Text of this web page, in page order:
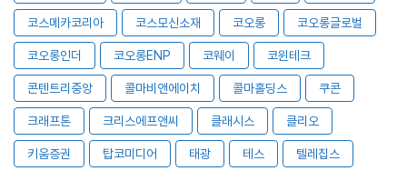
코스메카코리아 코스모신소재 코오롱 코오롱글로벌
코오롱인더 코오롱ENP 코웨이 코윈테크
콘텐트리중앙 콜마비앤에이치 콜마홀딩스 쿠콘
크래프톤 크리스에프앤씨 클래시스 클리오
키움증권 탑코미디어 태광 테스 텔레칩스